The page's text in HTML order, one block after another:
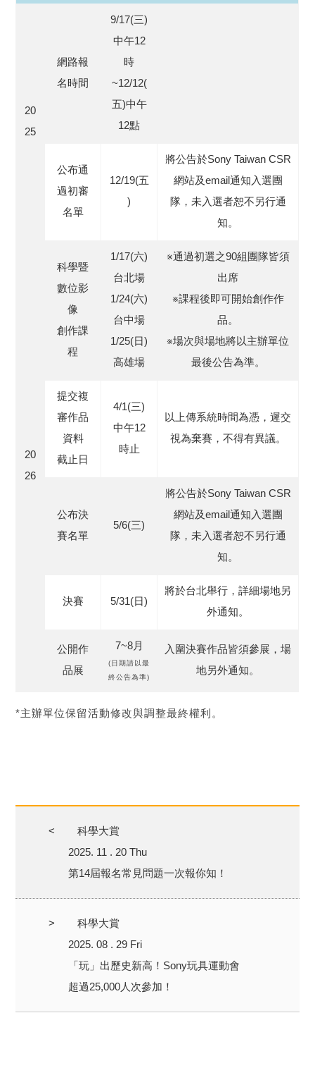
20
25
網路報
名時間
9/17(三)
中午12
時
~12/12(
五)中午
12點
公布通
過初審
名單
12/19(五
)
將公告於Sony Taiwan CSR
網站及email通知入選團
隊，未入選者恕不另行通
知。
20
26
科學暨
數位影
像
創作課
程
1/17(六)
台北場
1/24(六)
台中場
1/25(日)
高雄場
※通過初選之90組團隊皆須
出席
※課程後即可開始創作作
品。
※場次與場地將以主辦單位
最後公告為準。
提交複
審作品
資料
截止日
4/1(三)
中午12
時止
以上傳系統時間為憑，遲交
視為棄賽，不得有異議。
公布決
賽名單
5/6(三)
將公告於Sony Taiwan CSR
網站及email通知入選團
隊，未入選者恕不另行通
知。
決賽 5/31(日)
將於台北舉行，詳細場地另
外通知。
公開作
品展
7~8月
(日期請以最
終公告為準)
入圍決賽作品皆須參展，場
地另外通知。
*主辦單位保留活動修改與調整最終權利。
<
科學大賞
2025. 11 . 20 Thu
第14屆報名常見問題一次報你知！
>
科學大賞
2025. 08 . 29 Fri
「玩」出歷史新高！Sony玩具運動會
超過25,000人次參加！